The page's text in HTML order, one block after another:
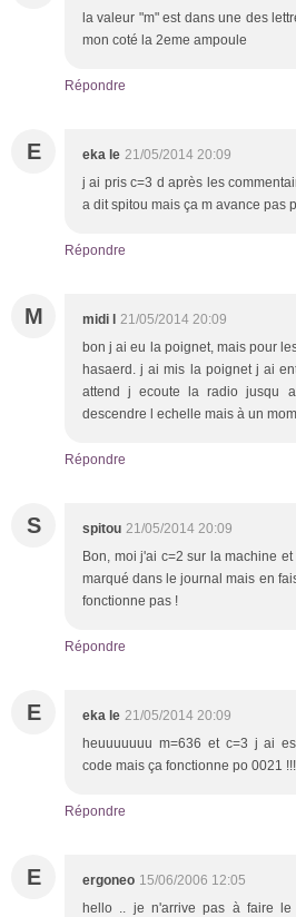
la valeur "m" est dans une des
mon coté la 2eme ampoule
Répondre
E eka le 21/05/2014 20:09
j ai pris c=3 d après les
a dit spitou mais ça m avance pas
Répondre
M midi l 21/05/2014 20:09
bon j ai eu la poignet, mais pour
hasaerd. j ai mis la poignet j ai
attend j ecoute la radio jusqu
descendre l echelle mais à un
Répondre
S spitou 21/05/2014 20:09
Bon, moi j'ai c=2 sur la machine
marqué dans le journal mais en
fonctionne pas !
Répondre
E eka le 21/05/2014 20:09
heuuuuuuu m=636 et c=3 j ai
code mais ça fonctionne po 0021
Répondre
E ergoneo 15/06/2006 12:05
hello .. je n'arrive pas à faire